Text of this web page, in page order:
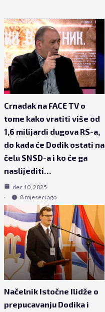
Crnadak na FACE TV o
tome kako vratiti više od
1,6 milijardi dugova RS-a,
do kada će Dodik ostati na
čelu SNSD-a i ko će ga
naslijediti…
dec 10, 2025
8 mjeseci ago
Načelnik Istočne Ilidže o
prepucavanju Dodika i